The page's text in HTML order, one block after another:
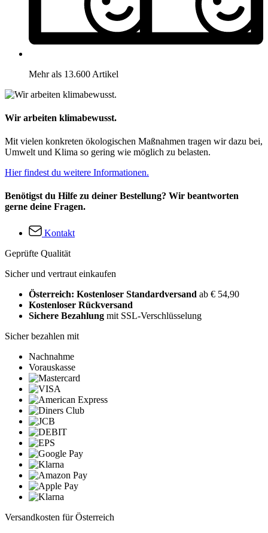
Mehr als 13.600 Artikel
Wir arbeiten klimabewusst.
Mit vielen konkreten ökologischen Maßnahmen tragen wir dazu bei,
Umwelt und Klima so gering wie möglich zu belasten.
Hier findest du weitere Informationen.
Benötigst du Hilfe zu deiner Bestellung? Wir beantworten
gerne deine Fragen.
Kontakt
Geprüfte Qualität
Sicher und vertraut einkaufen
Österreich: Kostenloser Standardversand ab € 54,90
Kostenloser Rückversand
Sichere Bezahlung mit SSL-Verschlüsselung
Sicher bezahlen mit
Nachnahme
Vorauskasse
Versandkosten für Österreich